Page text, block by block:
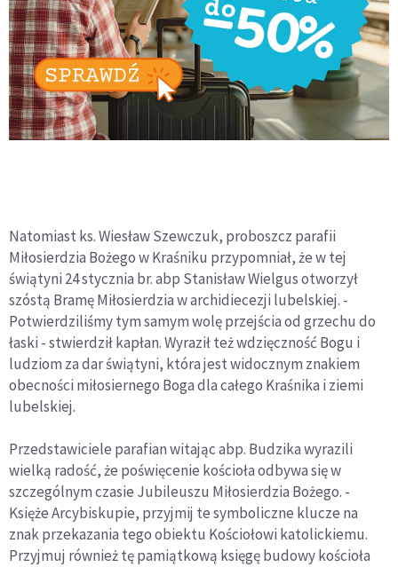
Natomiast ks. Wiesław Szewczuk, proboszcz parafii
Miłosierdzia Bożego w Kraśniku przypomniał, że w tej
świątyni 24 stycznia br. abp Stanisław Wielgus otworzył
szóstą Bramę Miłosierdzia w archidiecezji lubelskiej. -
Potwierdziliśmy tym samym wolę przejścia od grzechu do
łaski - stwierdził kapłan. Wyraził też wdzięczność Bogu i
ludziom za dar świątyni, która jest widocznym znakiem
obecności miłosiernego Boga dla całego Kraśnika i ziemi
lubelskiej.
Przedstawiciele parafian witając abp. Budzika wyrazili
wielką radość, że poświęcenie kościoła odbywa się w
szczególnym czasie Jubileuszu Miłosierdzia Bożego. -
Księże Arcybiskupie, przyjmij te symboliczne klucze na
znak przekazania tego obiektu Kościołowi katolickiemu.
Przyjmuj również tę pamiątkową księgę budowy kościoła